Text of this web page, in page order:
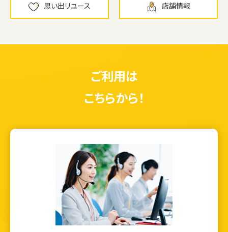
思い出リユース 店舗情報
ご利用は
こちらから！